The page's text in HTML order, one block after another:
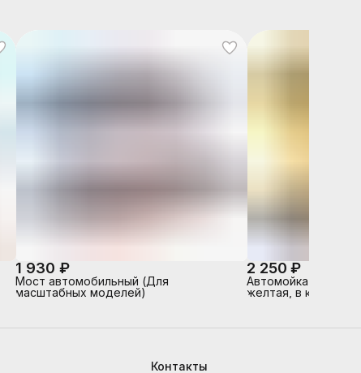
1 930 ₽
Мост автомобильный (Для
масштабных моделей)
2 250 ₽
Автомойка
желтая, в коробке
Контакты